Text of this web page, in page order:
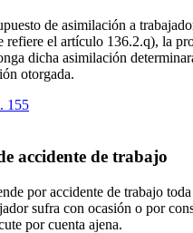
de asimilación a
refiere el artículo 136.2.q), la
dicha asimilación
otorgada.
155
accidente de trabajo
por accidente de trabajo
sufra con ocasión o por
por cuenta ajena.